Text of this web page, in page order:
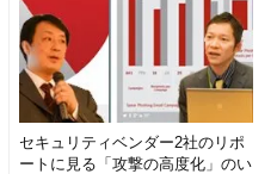
セキュリティベンダー2社のリポ
ートに見る「攻撃の高度化」のい